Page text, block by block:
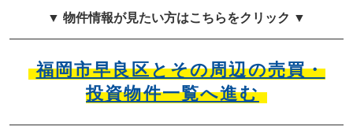
▼ 物件情報が見たい方はこちらをクリック ▼
福岡市早良区とその周辺の売買・
投資物件一覧へ進む